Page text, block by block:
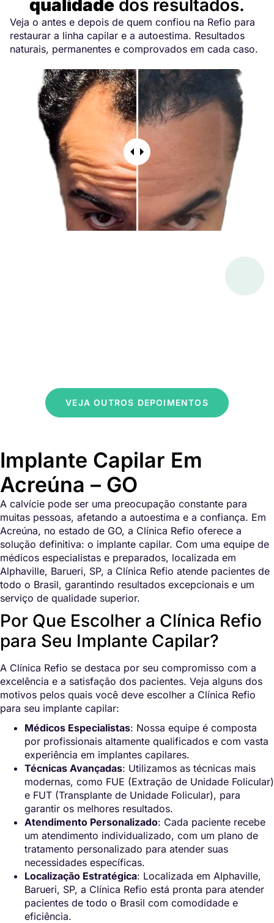
qualidade dos resultados.
Veja o antes e depois de quem confiou na Refio para
restaurar a linha capilar e a autoestima. Resultados
naturais, permanentes e comprovados em cada caso.
VEJA OUTROS DEPOIMENTOS
Implante Capilar Em
Acreúna – GO
A calvície pode ser uma preocupação constante para
muitas pessoas, afetando a autoestima e a confiança. Em
Acreúna, no estado de GO, a Clínica Refio oferece a
solução definitiva: o implante capilar. Com uma equipe de
médicos especialistas e preparados, localizada em
Alphaville, Barueri, SP, a Clínica Refio atende pacientes de
todo o Brasil, garantindo resultados excepcionais e um
serviço de qualidade superior.
Por Que Escolher a Clínica Refio
para Seu Implante Capilar?
A Clínica Refio se destaca por seu compromisso com a
excelência e a satisfação dos pacientes. Veja alguns dos
motivos pelos quais você deve escolher a Clínica Refio
para seu implante capilar:
Médicos Especialistas: Nossa equipe é composta
por profissionais altamente qualificados e com vasta
experiência em implantes capilares.
Técnicas Avançadas: Utilizamos as técnicas mais
modernas, como FUE (Extração de Unidade Folicular)
e FUT (Transplante de Unidade Folicular), para
garantir os melhores resultados.
Atendimento Personalizado: Cada paciente recebe
um atendimento individualizado, com um plano de
tratamento personalizado para atender suas
necessidades específicas.
Localização Estratégica: Localizada em Alphaville,
Barueri, SP, a Clínica Refio está pronta para atender
pacientes de todo o Brasil com comodidade e
eficiência.